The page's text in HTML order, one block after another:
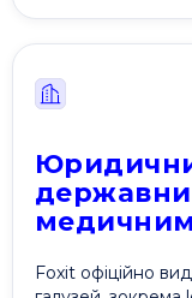
медичним
Foxit офіційно